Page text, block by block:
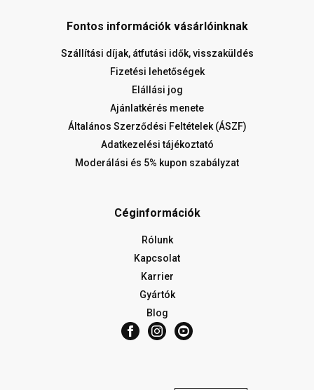
Fontos információk vásárlóinknak
Szállítási díjak, átfutási idők, visszaküldés
Fizetési lehetőségek
Elállási jog
Ajánlatkérés menete
Általános Szerződési Feltételek (ÁSZF)
Adatkezelési tájékoztató
Moderálási és 5% kupon szabályzat
Céginformációk
Rólunk
Kapcsolat
Karrier
Gyártók
Blog